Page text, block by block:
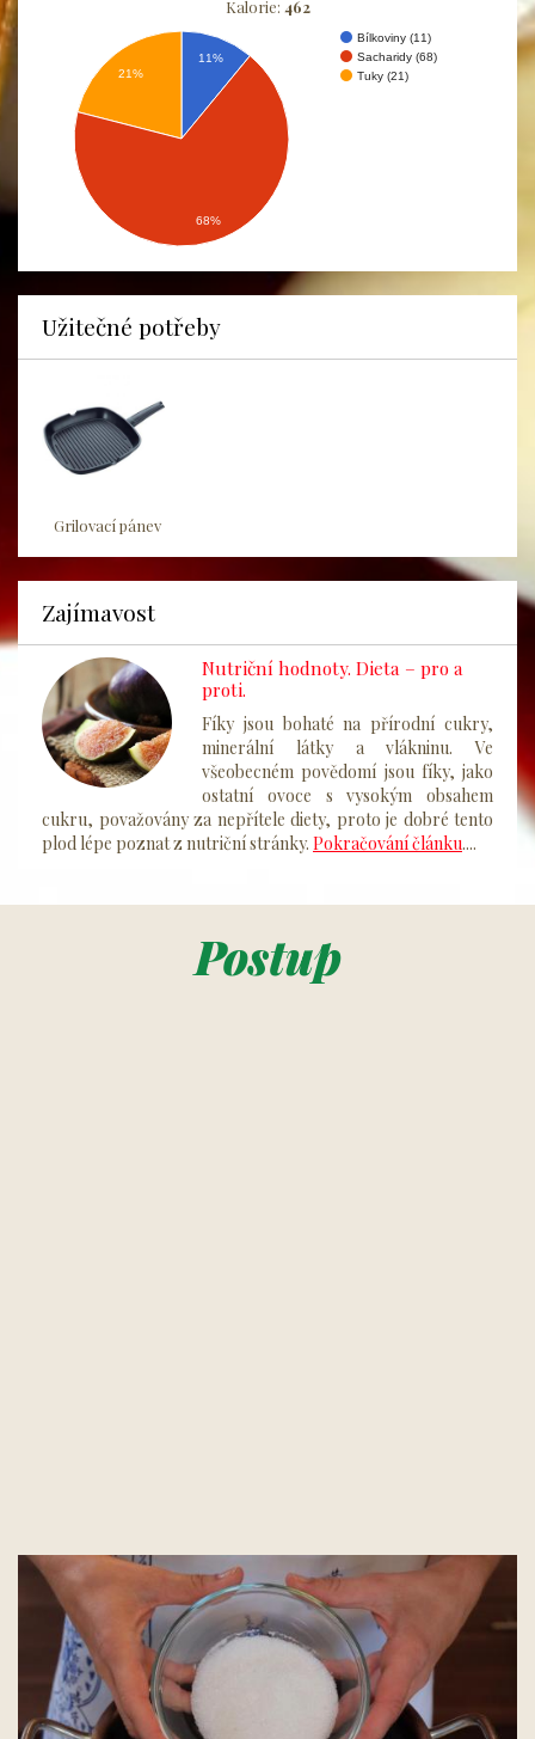
Kalorie: 462
Bílkoviny (11)
Sacharidy (68)
Tuky (21)
11%
21%
68%
Užitečné potřeby
Grilovací pánev
Zajímavost
Nutriční hodnoty. Dieta – pro a
proti.
Fíky jsou bohaté na přírodní cukry,
minerální látky a vlákninu. Ve
všeobecném povědomí jsou fíky, jako
ostatní ovoce s vysokým obsahem
cukru, považovány za nepřítele diety, proto je dobré tento
plod lépe poznat z nutriční stránky. Pokračování článku....
Postup